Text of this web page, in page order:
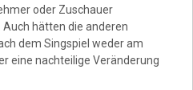
oder Zuschauer
hätten die anderen
dem Singspiel weder am
eine nachteilige Veränderung